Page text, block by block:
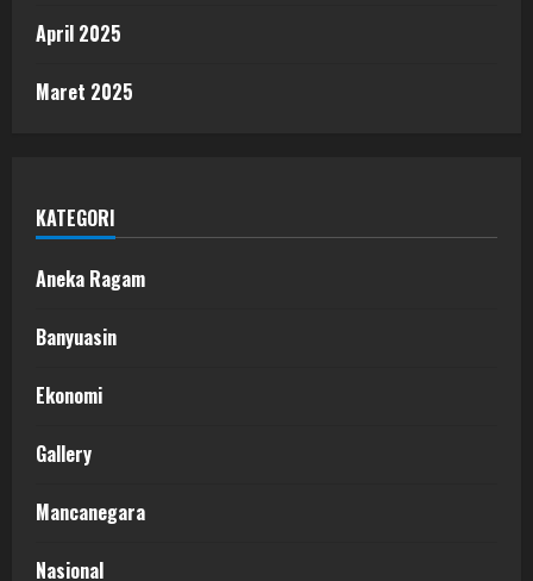
April 2025
Maret 2025
KATEGORI
Aneka Ragam
Banyuasin
Ekonomi
Gallery
Mancanegara
Nasional